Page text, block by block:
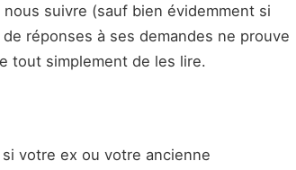
suivre (sauf bien évidemment si
réponses à ses demandes ne prouve
tout simplement de les lire.
votre ex ou votre ancienne